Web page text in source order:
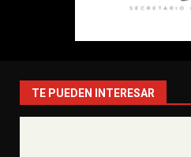
TE PUEDEN INTERESAR